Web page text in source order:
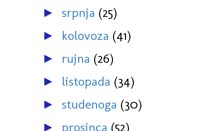
► srpnja (25)
► kolovoza (41)
► rujna (26)
► listopada (34)
► studenoga (30)
► prosinca (52)